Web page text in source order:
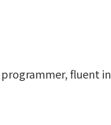
programmer, fluent in